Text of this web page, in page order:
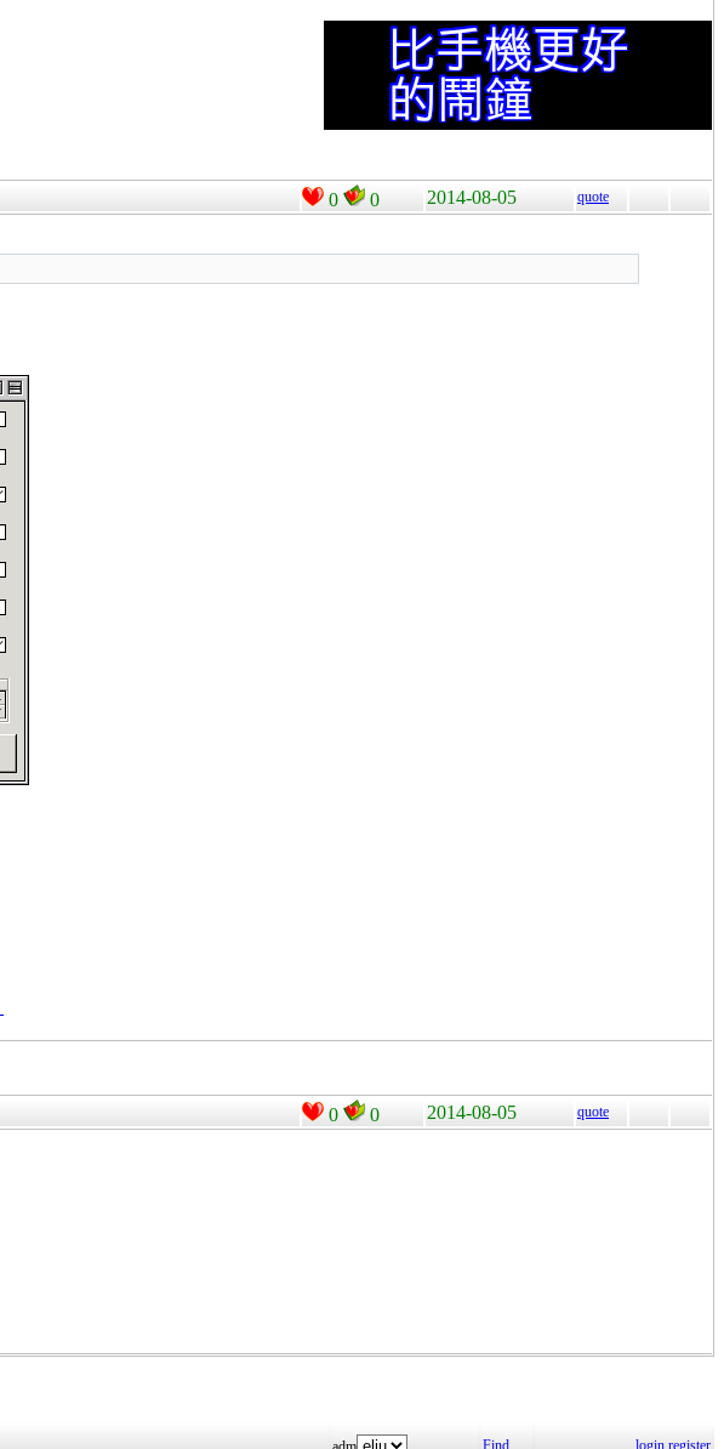
0 0 2014-08-05 quote
0 0 2014-08-05 quote
Find login register